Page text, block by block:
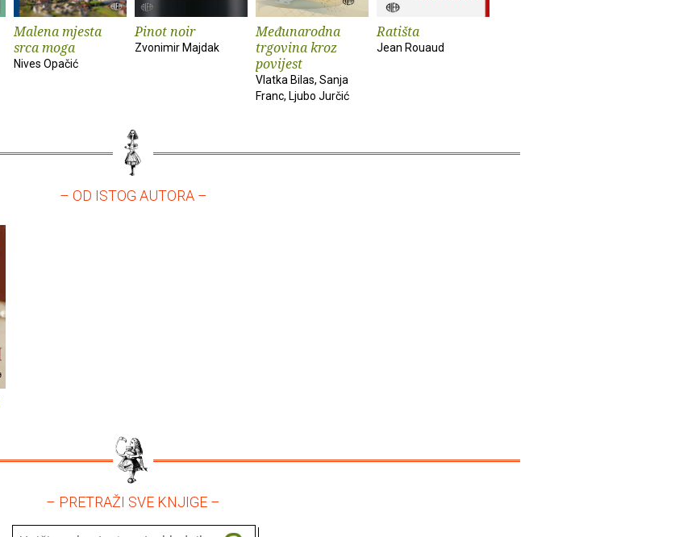
Malena mjesta
srca moga
Nives Opačić
Pinot noir
Zvonimir Majdak
Međunarodna
trgovina kroz
povijest
Vlatka Bilas, Sanja
Franc, Ljubo Jurčić
Ratišta
Jean Rouaud
– OD ISTOG AUTORA –
– PRETRAŽI SVE KNJIGE –